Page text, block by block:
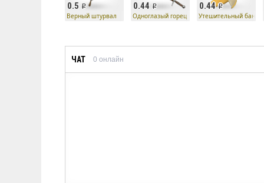
0.5
Верный штурвал
0.44
Одноглазый горец
0.44
Утешительный банан
ЧАТ 0 онлайн